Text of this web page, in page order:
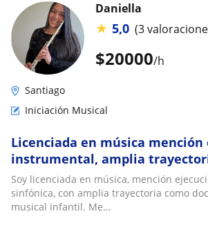
$20000/h
Daniella
★ 5,0 (3
Santiago
Iniciación Musical
Licenciada en música mención
instrumental, amplia
iniciación musical infantil con
desde un e
Soy licenciada en música, mención
sinfónica, con amplia trayectoria como
musical infantil. Me...